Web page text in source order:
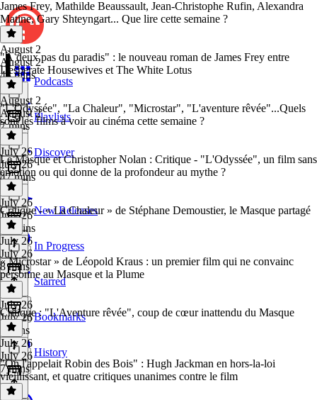
Podcasts
Playlists
Discover
New Releases
In Progress
Starred
Bookmarks
History
James Frey, Mathilde Beaussault, Jean-Christophe Rufin, Alexandra
Matine, Gary Shteyngart... Que lire cette semaine ?
August 2
August 2
48 mins
"À deux pas du paradis" : le nouveau roman de James Frey entre
Desperate Housewives et The White Lotus
August 2
August 2
7 mins
"L'Odyssée", "La Chaleur", "Microstar", "L'aventure rêvée"...Quels
sont les films à voir au cinéma cette semaine ?
July 26
July 26
47 mins
Le Masque et Christopher Nolan : Critique - "L'Odyssée", un film sans
émotion ou qui donne de la profondeur au mythe ?
July 26
July 26
10 mins
Critique - « La Chaleur » de Stéphane Demoustier, le Masque partagé
July 26
July 26
8 mins
« Microstar » de Léopold Kraus : un premier film qui ne convainc
personne au Masque et la Plume
July 26
July 26
4 mins
Critique : "L'Aventure rêvée", coup de cœur inattendu du Masque
July 26
July 26
7 mins
"On l'appelait Robin des Bois" : Hugh Jackman en hors-la-loi
vieillissant, et quatre critiques unanimes contre le film